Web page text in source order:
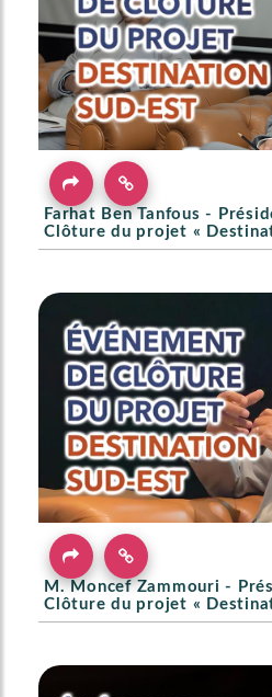
Farhat Ben Tanfous -
Clôture du projet «
M. Moncef Zammouri -
Clôture du projet «